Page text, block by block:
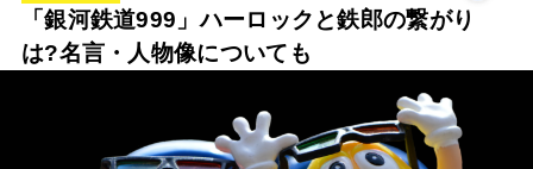
「銀河鉄道999」ハーロックと鉄郎の繋がり
は?名言・人物像についても